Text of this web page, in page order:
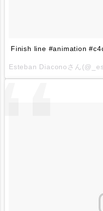
Finish line #animation